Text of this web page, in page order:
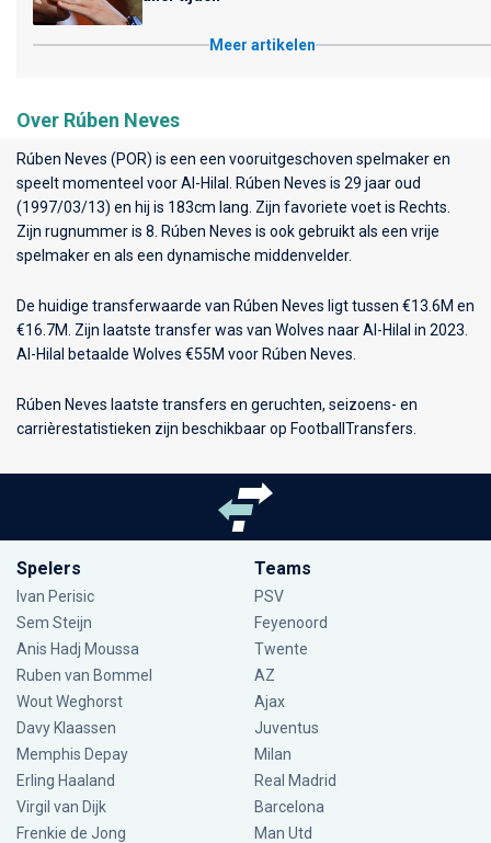
Meer artikelen
Over Rúben Neves
Rúben Neves (POR) is een een vooruitgeschoven spelmaker en
speelt momenteel voorAl-Hilal
. Rúben Neves is 29 jaar oud
(1997/03/13) en hij is 183cm lang. Zijn favoriete voet is Rechts.
Zijn rugnummer is 8. Rúben Neves is ook gebruikt als een vrije
spelmaker en als een dynamische middenvelder.
De huidige transferwaarde van Rúben Neves ligt tussen €13.6M en
€16.7M. Zijn laatste transfer was van Wolves naar Al-Hilal in 2023.
Al-Hilal betaalde Wolves €55M voor Rúben Neves.
Rúben Neves laatste transfers en geruchten, seizoens- en
carrièrestatistieken zijn beschikbaar op FootballTransfers.
Spelers
Ivan Perisic
Sem Steijn
Anis Hadj Moussa
Ruben van Bommel
Wout Weghorst
Davy Klaassen
Memphis Depay
Erling Haaland
Virgil van Dijk
Frenkie de Jong
Teams
PSV
Feyenoord
Twente
AZ
Ajax
Juventus
Milan
Real Madrid
Barcelona
Man Utd